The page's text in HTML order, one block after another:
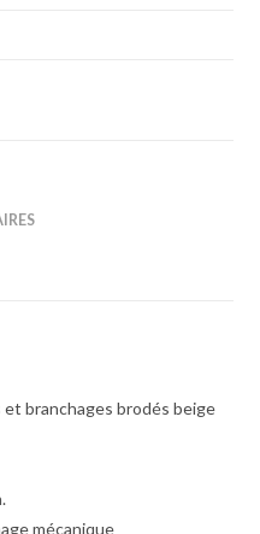
branchages brodés beige
mécanique